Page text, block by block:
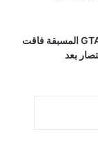
رئيس Take-Two: طلبات GTA 6 المسبقة فاقت
بعد